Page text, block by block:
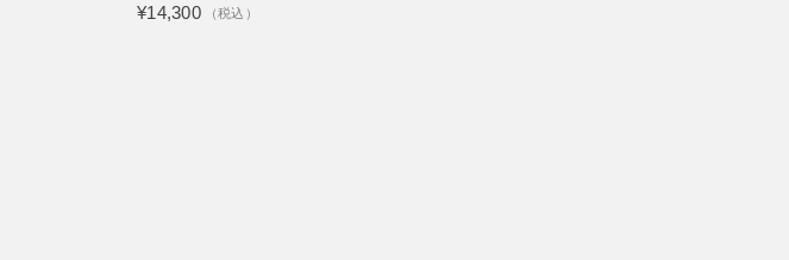
¥14,300 （税込）